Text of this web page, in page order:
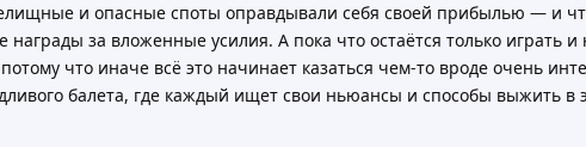
и опасные споты оправдывали себя своей прибылью — и
награды за вложенные усилия. А пока что остаётся только играть и
что иначе всё это начинает казаться чем-то вроде очень
балета, где каждый ищет свои ньюансы и способы выжить в